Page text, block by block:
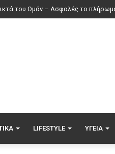
χαμηλή βλάστηση στη Σίνδο
LIFESTYLE ΥΓΕΊΑ